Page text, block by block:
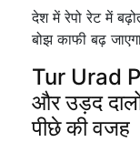
देश में रेपो रेट में
बोझ काफी बढ़
Tur Urad
और उड़द
पीछे की वजह